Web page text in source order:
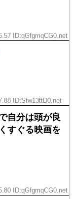
ID:qGfgmqCG0.net
ID:Stw13ttD0.net
自分は頭が良
すぐる映画を
ID:qGfgmqCG0.net